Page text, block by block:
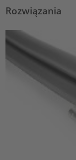
Rozwiązania